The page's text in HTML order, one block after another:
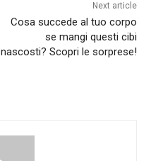
Next article
Cosa succede al tuo corpo
se mangi questi cibi
nascosti? Scopri le sorprese!